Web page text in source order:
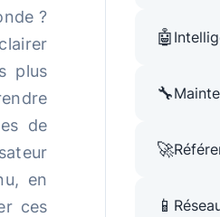
?
plus
de
en
ces
🤖
🔧
🚀
📱